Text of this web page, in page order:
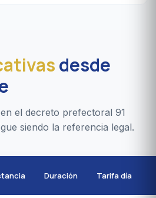
desde
el decreto prefectoral 91
siendo la referencia legal.
Duración Tarifa día